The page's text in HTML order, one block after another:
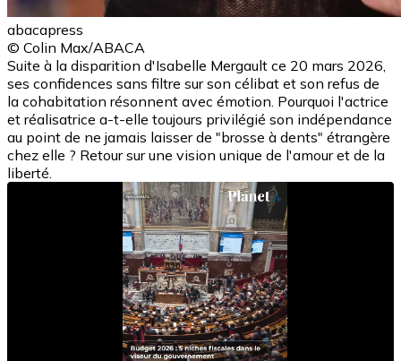
abacapress
© Colin Max/ABACA
Suite à la disparition d'Isabelle Mergault ce 20 mars 2026,
ses confidences sans filtre sur son célibat et son refus de
la cohabitation résonnent avec émotion. Pourquoi l'actrice
et réalisatrice a-t-elle toujours privilégié son indépendance
au point de ne jamais laisser de "brosse à dents" étrangère
chez elle ? Retour sur une vision unique de l'amour et de la
liberté.